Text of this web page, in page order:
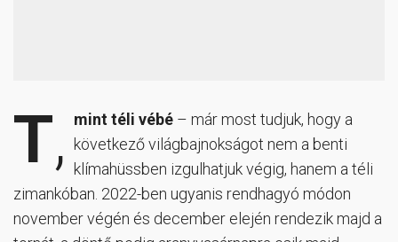
T, mint téli vébé – már most tudjuk, hogy a
következő világbajnokságot nem a benti
klímahüssben izgulhatjuk végig, hanem a téli
zimankóban. 2022-ben ugyanis rendhagyó módon
november végén és december elején rendezik majd a